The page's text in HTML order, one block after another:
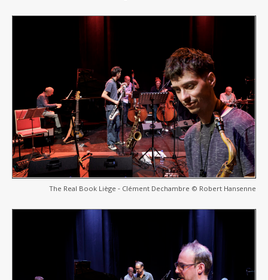
The Real Book Liège ‐ Clément Dechambre © Robert Hansenne